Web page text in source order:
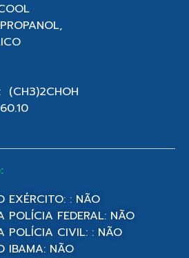
(CH3)2CHOH
EXÉRCITO: : NÃO
POLÍCIA FEDERAL: NÃO
POLÍCIA CIVIL: : NÃO
IBAMA: NÃO